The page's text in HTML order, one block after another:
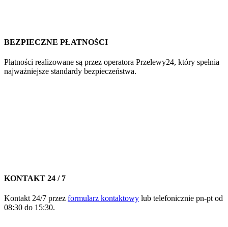
BEZPIECZNE PŁATNOŚCI
Płatności realizowane są przez operatora Przelewy24, który spełnia
najważniejsze standardy bezpieczeństwa.
KONTAKT 24 / 7
Kontakt 24/7 przez formularz kontaktowy lub telefonicznie pn-pt od
08:30 do 15:30.